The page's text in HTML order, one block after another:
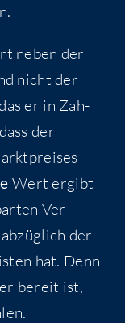
neben der
nicht der
er in Zah­
der
Wert ergibt
Ver­
der
hat. Denn
bereit ist,